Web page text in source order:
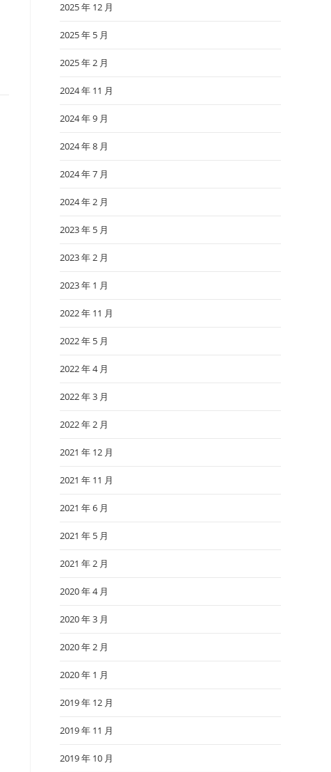
2025 年 12 月
2025 年 5 月
2025 年 2 月
2024 年 11 月
2024 年 9 月
2024 年 8 月
2024 年 7 月
2024 年 2 月
2023 年 5 月
2023 年 2 月
2023 年 1 月
2022 年 11 月
2022 年 5 月
2022 年 4 月
2022 年 3 月
2022 年 2 月
2021 年 12 月
2021 年 11 月
2021 年 6 月
2021 年 5 月
2021 年 2 月
2020 年 4 月
2020 年 3 月
2020 年 2 月
2020 年 1 月
2019 年 12 月
2019 年 11 月
2019 年 10 月